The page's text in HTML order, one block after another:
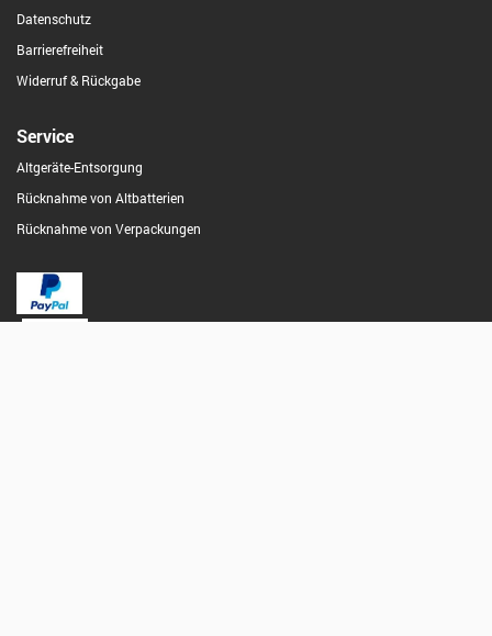
Datenschutz
Barrierefreiheit
Widerruf & Rückgabe
Service
Altgeräte-Entsorgung
Rücknahme von Altbatterien
Rücknahme von Verpackungen